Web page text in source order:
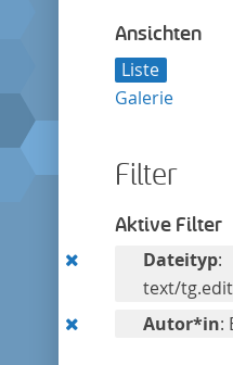
Ansichten
Liste
Galerie
Filter
Aktive Filter
entfernen
Dateityp:
text/
DiesenAutor*in: